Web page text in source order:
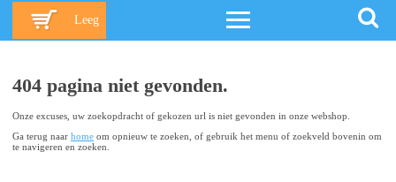
Leeg
404 pagina niet gevonden.
Onze excuses, uw zoekopdracht of gekozen url is niet gevonden in onze webshop.
Ga terug naar home om opnieuw te zoeken, of gebruik het menu of zoekveld bovenin om
te navigeren en zoeken.